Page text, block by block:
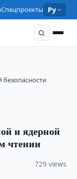
Спецпроекты Ру
и ядерной
чтении
729 views